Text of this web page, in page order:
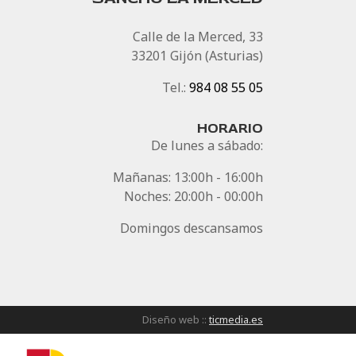
Calle de la Merced, 33
33201 Gijón (Asturias)
Tel.: 984 08 55 05
HORARIO
De lunes a sábado:
Mañanas: 13:00h - 16:00h
Noches: 20:00h - 00:00h
Domingos descansamos
Diseño web :: ticmedia.es